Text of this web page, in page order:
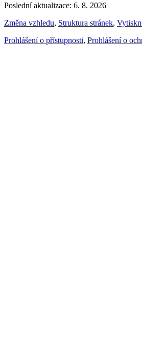
Poslední aktualizace: 6. 8. 2026
Změna vzhledu, Struktura stránek,
Prohlášení o přístupnosti, Prohlášení o